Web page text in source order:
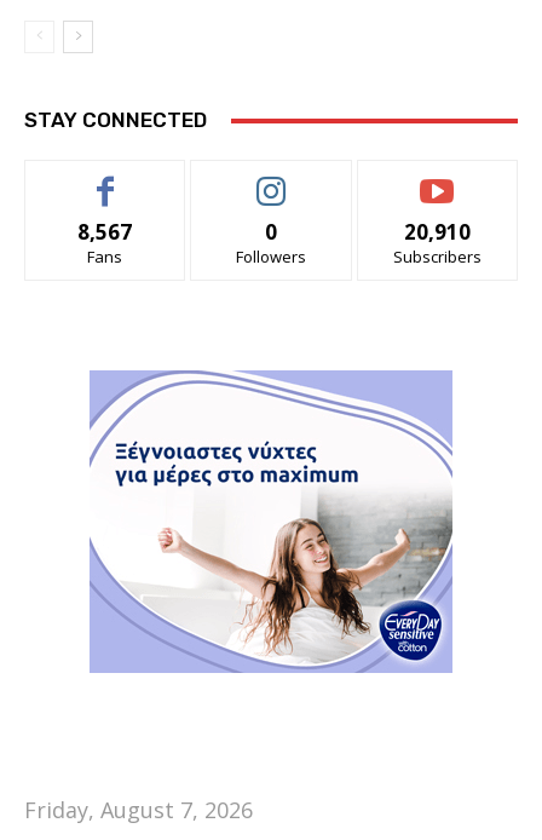
STAY CONNECTED
8,567
Fans
0
Followers
20,910
Subscribers
Friday, August 7, 2026